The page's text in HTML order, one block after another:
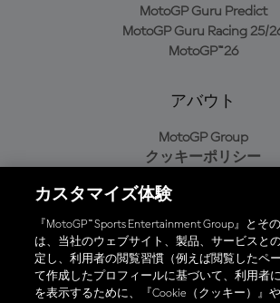
MotoGP Guru Predict
MotoGP Guru Racing 25/
MotoGP™26
アバウト
MotoGP Group
クッキーポリシー
プライバシーポリシー
購入ポリシー
オフィシャルアプリ
カスタマイズ体験
『MotoGP™ Sports Entertainment Group』とそ
は、当社のウェブサイト、製品、サービスと
定し、利用者の閲覧習慣（例えば閲覧したペ
て作成したプロフィールに基づいて、利用者
を表示するために、『Cookie（クッキー）』